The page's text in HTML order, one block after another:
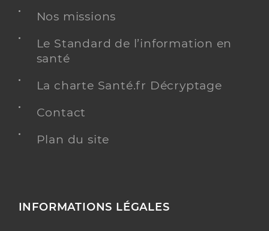
Nos missions
Le Standard de l’information en
santé
La charte Santé.fr Décryptage
Contact
Plan du site
INFORMATIONS LÉGALES